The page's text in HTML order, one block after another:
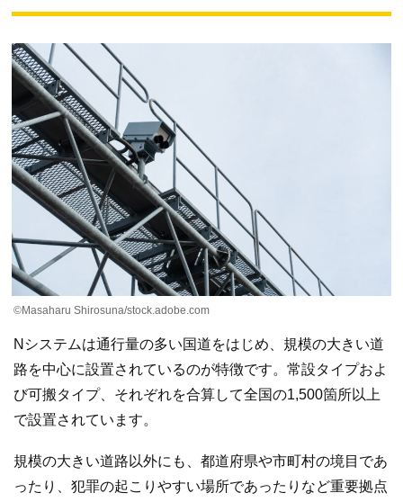
©Masaharu Shirosuna/stock.adobe.com
Nシステムは通行量の多い国道をはじめ、規模の大きい道
路を中心に設置されているのが特徴です。常設タイプおよ
び可搬タイプ、それぞれを合算して全国の1,500箇所以上
で設置されています。
規模の大きい道路以外にも、都道府県や市町村の境目であ
ったり、犯罪の起こりやすい場所であったりなど重要拠点